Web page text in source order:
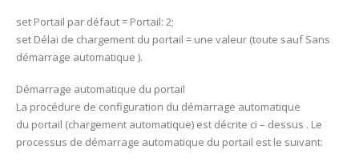
set Portail par défaut = Portail: 2;
set Délai de chargement du portail = une valeur (toute sauf Sans
démarrage automatique ).
Démarrage automatique du portail
La procédure de configuration du démarrage automatique
du portail (chargement automatique) est décrite ci – dessus . Le
processus de démarrage automatique du portail est le suivant: